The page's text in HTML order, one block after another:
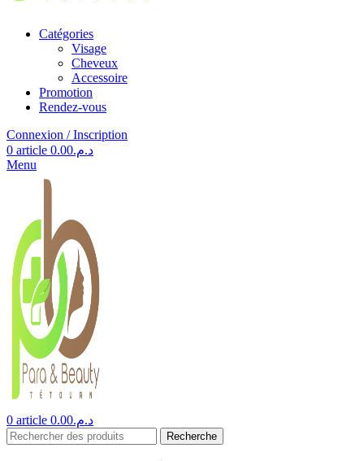
Catégories
Visage
Cheveux
Accessoire
Promotion
Rendez-vous
Connexion / Inscription
0 article د.م.0.00
Menu
0 article د.م.0.00
Recherche